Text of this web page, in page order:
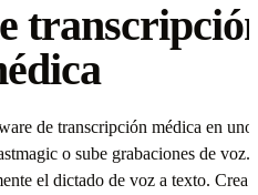
de transcripción médica en uno.
o sube grabaciones de voz.
el dictado de voz a texto. Crea